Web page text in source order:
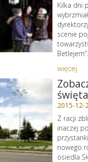
Kilka dni
scenie
Betlejem”.
więcej
święta
2015-12-
Z racji
inaczej
nowego
osiedla